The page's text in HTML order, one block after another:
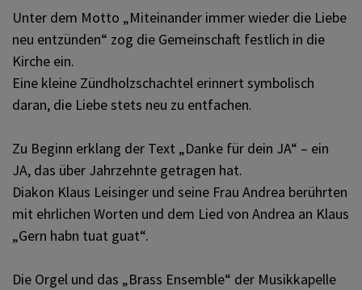
VERMIETUNG PFARRZENTRUM
PV TENNENGAU MITTE
Unter dem Motto „Miteinander immer wieder die Liebe
neu entzünden“ zog die Gemeinschaft festlich in die
Kirche ein.
Eine kleine Zündholzschachtel erinnert symbolisch
daran, die Liebe stets neu zu entfachen.
Zu Beginn erklang der Text „Danke für dein JA“ – ein
JA, das über Jahrzehnte getragen hat.
Diakon Klaus Leisinger und seine Frau Andrea berührten
mit ehrlichen Worten und dem Lied von Andrea an Klaus
„Gern habn tuat guat“.
Die Orgel und das „Brass Ensemble“ der Musikkapelle